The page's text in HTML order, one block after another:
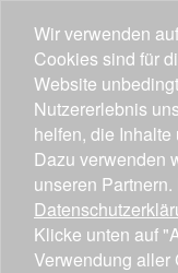
Wir verwenden
Cookies sind für
Website
Nutzererlebnis
helfen, die
Dazu verwenden
unseren
Klicke unten auf
Verwendung aller